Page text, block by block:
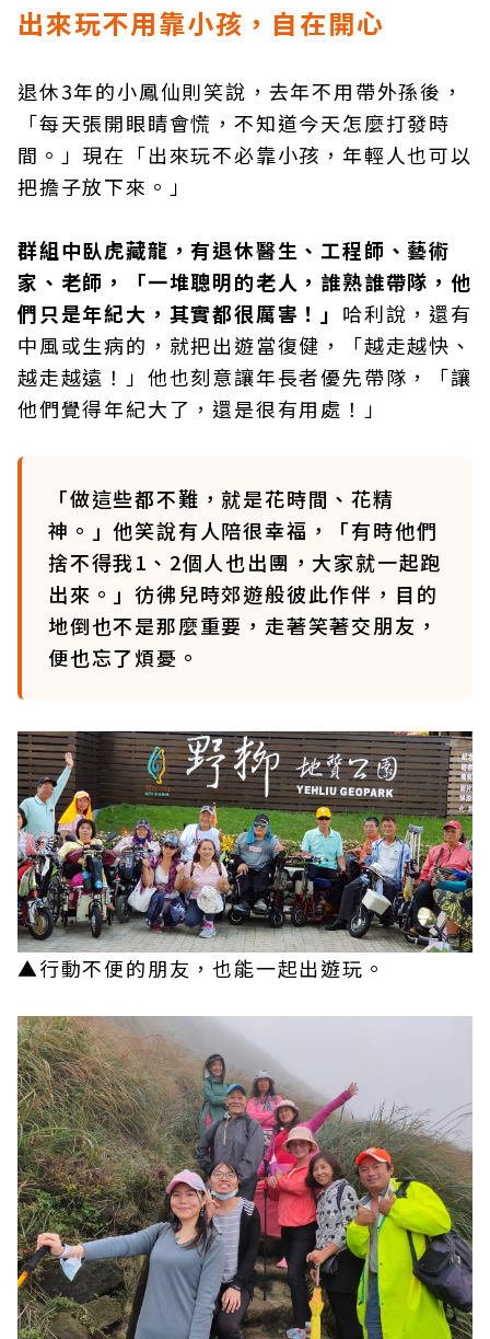
出來玩不用靠小孩，自在開心
退休3年的小鳳仙則笑說，去年不用帶外孫後，
「每天張開眼睛會慌，不知道今天怎麼打發時
間。」現在「出來玩不必靠小孩，年輕人也可以
把擔子放下來。」
群組中臥虎藏龍，有退休醫生、工程師、藝術
家、老師，「一堆聰明的老人，誰熟誰帶隊，他
們只是年紀大，其實都很厲害！」 哈利說，還有
中風或生病的，就把出遊當復健，「越走越快、
越走越遠！」他也刻意讓年長者優先帶隊，「讓
他們覺得年紀大了，還是很有用處！」
「做這些都不難，就是花時間、花精
神。」他笑說有人陪很幸福，「有時他們
捨不得我1、2個人也出團，大家就一起跑
出來。」彷彿兒時郊遊般彼此作伴，目的
地倒也不是那麼重要，走著笑著交朋友，
便也忘了煩憂。
▲行動不便的朋友，也能一起出遊玩。